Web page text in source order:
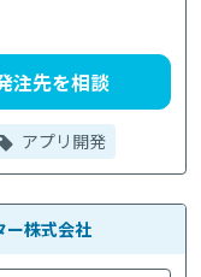
注先を相談
アプリ開発
ー株式会社